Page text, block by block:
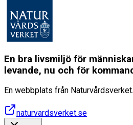
En bra livsmiljö för
levande, nu och för
En webbplats från Naturvårdsverket.
naturvardsverket.se